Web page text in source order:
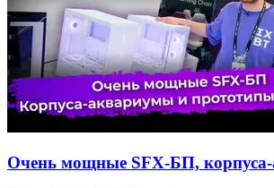
Очень мощные SFX-БП,